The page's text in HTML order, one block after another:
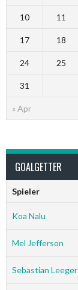
« Apr
10 11
17 18
24 25
31
GOALGETTER
Spieler
Koa Nalu
Mel Jefferson
Sebastian Leeger